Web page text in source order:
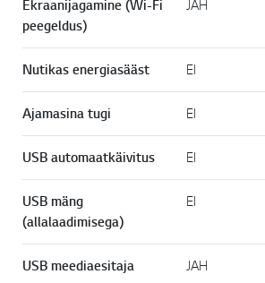
Ekraanijagamine (Wi-Fi
peegeldus)
JAH
Nutikas energiasääst EI
Ajamasina tugi EI
USB automaatkäivitus EI
USB mäng
(allalaadimisega)
EI
USB meediaesitaja JAH